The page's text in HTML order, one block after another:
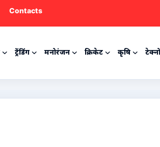
Contacts
ट्रेंडिंग मनोरंजन क्रिकेट कृषि